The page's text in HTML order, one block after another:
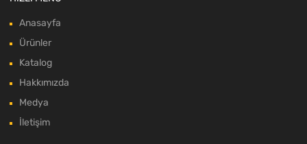
Anasayfa
Ürünler
Katalog
Hakkımızda
Medya
İletişim